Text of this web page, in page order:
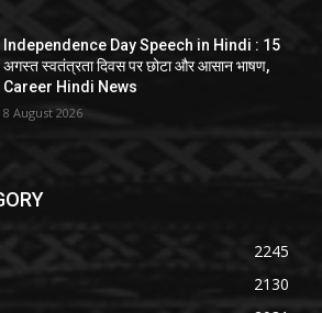
Independence Day Speech in Hindi : 15
अगस्त स्वतंत्रता दिवस पर छोटा और आसान भाषण,
Career Hindi News
8 August 2026
2245
2130